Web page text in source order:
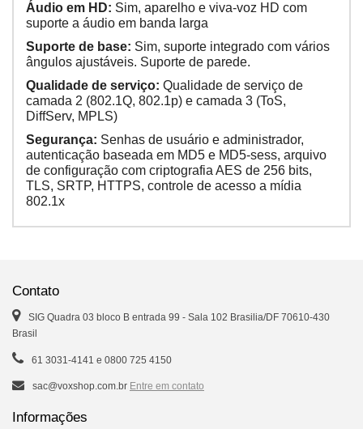
Áudio em HD: Sim, aparelho e viva-voz HD com
suporte a áudio em banda larga
Suporte de base: Sim, suporte integrado com vários
ângulos ajustáveis. Suporte de parede.
Qualidade de serviço: Qualidade de serviço de
camada 2 (802.1Q, 802.1p) e camada 3 (ToS,
DiffServ, MPLS)
Segurança: Senhas de usuário e administrador,
autenticação baseada em MD5 e MD5-sess, arquivo
de configuração com criptografia AES de 256 bits,
TLS, SRTP, HTTPS, controle de acesso a mídia
802.1x
Contato
SIG Quadra 03 bloco B entrada 99 - Sala 102 Brasilia/DF 70610-430
Brasil
61 3031-4141 e 0800 725 4150
sac@voxshop.com.br Entre em contato
Informações